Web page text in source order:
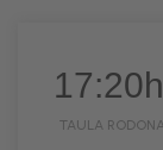
17:20h
TAULA